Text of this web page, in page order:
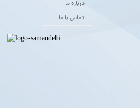
درباره ما
تماس با ما